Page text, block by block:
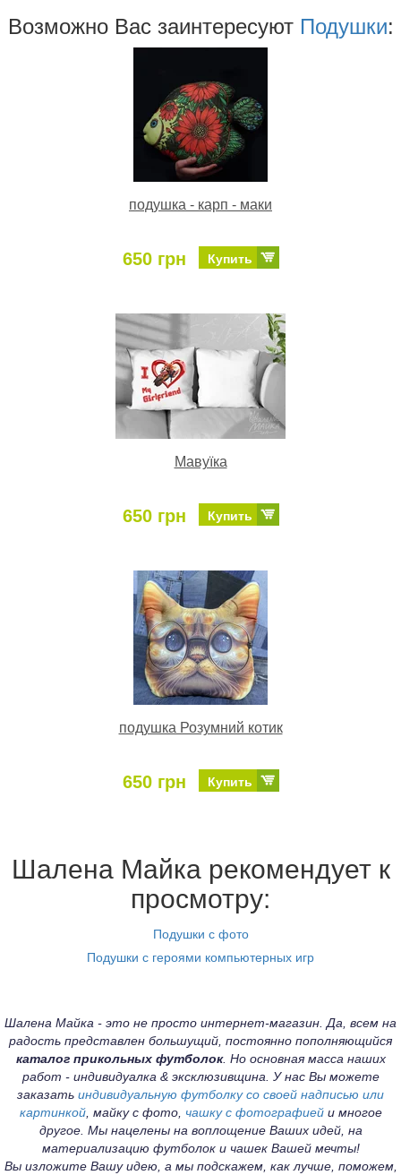
Возможно Ваc заинтересуют Подушки:
подушка - карп - маки
650 грн Купить
Мавуїка
650 грн Купить
подушка Розумний котик
650 грн Купить
Шалена Майка рекомендует к
просмотру:
Подушки с фото
Подушки с героями компьютерных игр
Шалена Майка - это не просто интернет-магазин. Да, всем на
радость представлен большущий, постоянно пополняющийся
каталог прикольных футболок. Но основная масса наших
работ - индивидуалка & эксклюзивщина. У нас Вы можете
заказать индивидуальную футболку со своей надписью или
картинкой, майку с фото, чашку с фотографиейи многое
другое. Мы нацелены на воплощение Ваших идей, на
материализацию футболок и чашек Вашей мечты!
Вы изложите Вашу идею, а мы подскажем, как лучше, поможем,